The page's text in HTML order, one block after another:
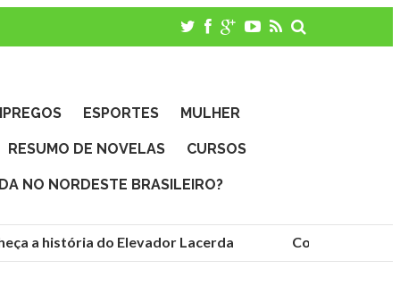
ESPORTES MULHER
RESUMO DE NOVELAS CURSOS
NO NORDESTE BRASILEIRO?
a história do Elevador Lacerda Conheça as